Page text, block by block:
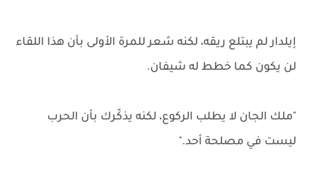
إيلدار لم يبتلع ريقه، لكنه شعر للمرة الأولى بأن هذا اللقاء
لن يكون كما خطط له شيفان.
"ملك الجان لا يطلب الركوع، لكنه يذكّرك بأن الحرب
ليست في مصلحة أحد."